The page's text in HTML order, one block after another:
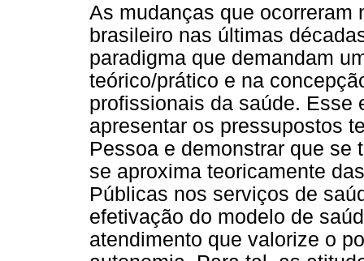
As mudanças que ocorreram
brasileiro nas últimas
paradigma que demandam
teórico/prático e na
profissionais da saúde. Esse
apresentar os pressupostos
Pessoa e demonstrar que se
se aproxima teoricamente
Públicas nos serviços de
efetivação do modelo de
atendimento que valorize o